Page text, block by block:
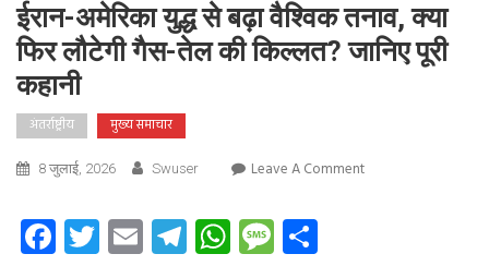
ईरान-अमेरिका युद्ध से बढ़ा वैश्विक तनाव, क्या
फिर लौटेगी गैस-तेल की किल्लत? जानिए पूरी
कहानी
अंतर्राष्ट्रीय मुख्य समाचार
8 जुलाई, 2026 Swuser Leave A CommentOn
Facebook
Twitter
EmailTelegram
WhatsApp
Message